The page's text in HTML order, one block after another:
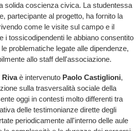
solida coscienza civica. La studentessa
partecipante al progetto, ha fornito la
come le visite sul campo e il
i tossicodipendenti le abbiano consentito
problematiche legate alle dipendenze,
allo staff dell'associazione.
Rivaè intervenuto Paolo Castiglioni,
sulla trasversalità sociale della
oggi in contesti molto differenti tra
delle testimonianze dirette degli
periodicamente all'interno delle aule